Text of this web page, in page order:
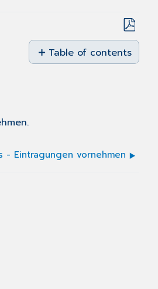
Save
as
PDF
Table of contents
No
- Eintragungen vornehmen